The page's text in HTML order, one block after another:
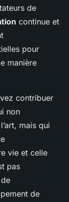
de
continue et
pour
manière
contribuer
non
mais qui
vie et celle
pas
de